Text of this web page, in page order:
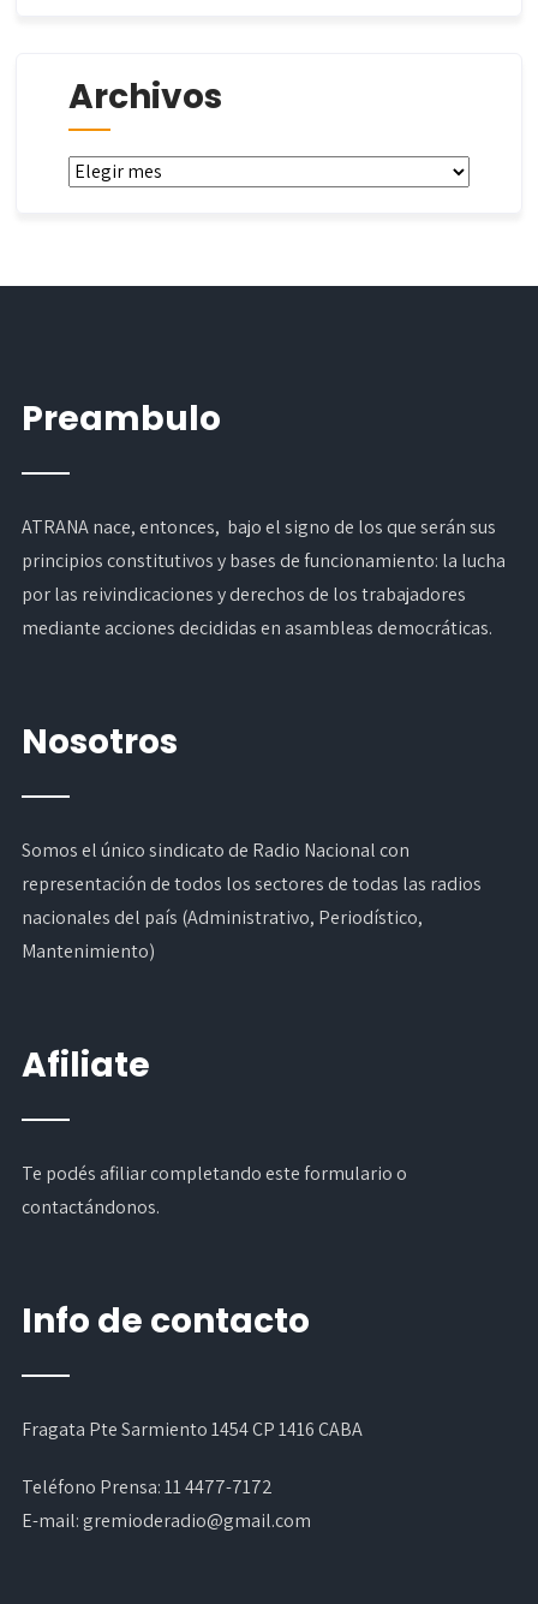
Archivos
Archivos
Preambulo
ATRANA nace, entonces, bajo el signo de los que serán sus
principios constitutivos y bases de funcionamiento: la lucha
por las reivindicaciones y derechos de los trabajadores
mediante acciones decididas en asambleas democráticas.
Nosotros
Somos el único sindicato de Radio Nacional con
representación de todos los sectores de todas las radios
nacionales del país (Administrativo, Periodístico,
Mantenimiento)
Afiliate
Te podés afiliar completandoeste formularioo
contactándonos.
Info de contacto
Fragata Pte Sarmiento 1454 CP 1416 CABA
Teléfono Prensa:11 4477-7172
E-mail:gremioderadio@gmail.com